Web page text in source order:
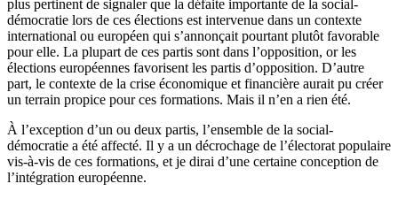
plus pertinent de signaler que la défaite importante de la social-
démocratie lors de ces élections est intervenue dans un contexte
international ou européen qui s’annonçait pourtant plutôt favorable
pour elle. La plupart de ces partis sont dans l’opposition, or les
élections européennes favorisent les partis d’opposition. D’autre
part, le contexte de la crise économique et financière aurait pu créer
un terrain propice pour ces formations. Mais il n’en a rien été.
À l’exception d’un ou deux partis, l’ensemble de la social-
démocratie a été affecté. Il y a un décrochage de l’électorat populaire
vis-à-vis de ces formations, et je dirai d’une certaine conception de
l’intégration européenne.